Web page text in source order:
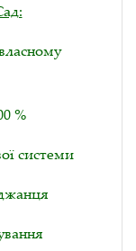
%
системи